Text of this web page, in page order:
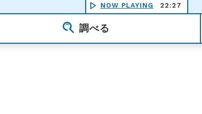
NOW PLAYING 22:27
調べる